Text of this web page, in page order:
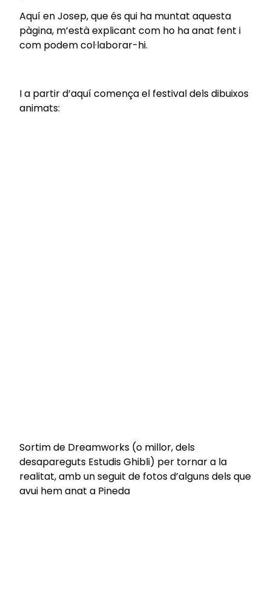
Aquí en Josep, que és qui ha muntat aquesta
pàgina, m’està explicant com ho ha anat fent i
com podem col·laborar-hi.
I a partir d’aquí comença el festival dels dibuixos
animats:
Sortim de Dreamworks (o millor, dels
desapareguts Estudis Ghibli) per tornar a la
realitat, amb un seguit de fotos d’alguns dels que
avui hem anat a Pineda